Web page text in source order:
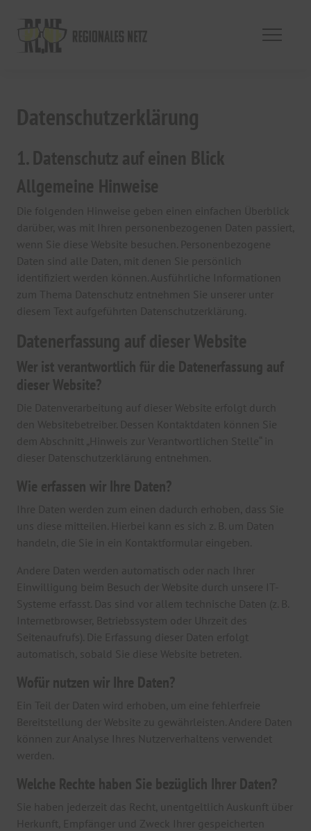
Datenschutzerklärung
1. Datenschutz auf einen Blick
Allgemeine Hinweise
Die folgenden Hinweise geben einen einfachen Überblick
darüber, was mit Ihren personenbezogenen Daten passiert,
wenn Sie diese Website besuchen. Personenbezogene
Daten sind alle Daten, mit denen Sie persönlich
identifiziert werden können. Ausführliche Informationen
zum Thema Datenschutz entnehmen Sie unserer unter
diesem Text aufgeführten Datenschutzerklärung.
Datenerfassung auf dieser Website
Wer ist verantwortlich für die Datenerfassung auf
dieser Website?
Die Datenverarbeitung auf dieser Website erfolgt durch
den Websitebetreiber. Dessen Kontaktdaten können Sie
dem Abschnitt „Hinweis zur Verantwortlichen Stelle“ in
dieser Datenschutzerklärung entnehmen.
Wie erfassen wir Ihre Daten?
Ihre Daten werden zum einen dadurch erhoben, dass Sie
uns diese mitteilen. Hierbei kann es sich z. B. um Daten
handeln, die Sie in ein Kontaktformular eingeben.
Andere Daten werden automatisch oder nach Ihrer
Einwilligung beim Besuch der Website durch unsere IT-
Systeme erfasst. Das sind vor allem technische Daten (z. B.
Internetbrowser, Betriebssystem oder Uhrzeit des
Seitenaufrufs). Die Erfassung dieser Daten erfolgt
automatisch, sobald Sie diese Website betreten.
Wofür nutzen wir Ihre Daten?
Ein Teil der Daten wird erhoben, um eine fehlerfreie
Bereitstellung der Website zu gewährleisten. Andere Daten
können zur Analyse Ihres Nutzerverhaltens verwendet
werden.
Welche Rechte haben Sie bezüglich Ihrer Daten?
Sie haben jederzeit das Recht, unentgeltlich Auskunft über
Herkunft, Empfänger und Zweck Ihrer gespeicherten